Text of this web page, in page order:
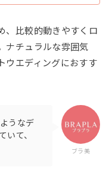
、比較的動きやすくロ
ナチュラルな雰囲気
ウエディングにおすす
ブラ美
うなデ
いて、